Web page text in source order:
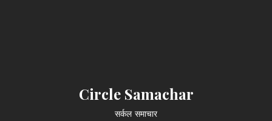
Circle Samachar
सर्कल समाचार